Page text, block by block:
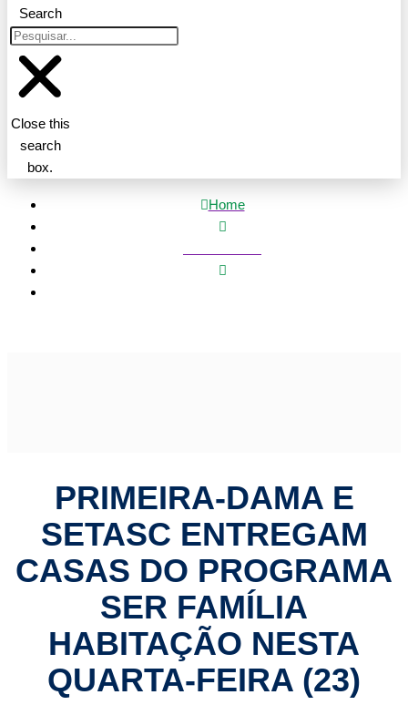
Search
Close this
search
box.
Home
PRIMEIRA-DAMA E
SETASC ENTREGAM
CASAS DO PROGRAMA
SER FAMÍLIA
HABITAÇÃO NESTA
QUARTA-FEIRA (23)